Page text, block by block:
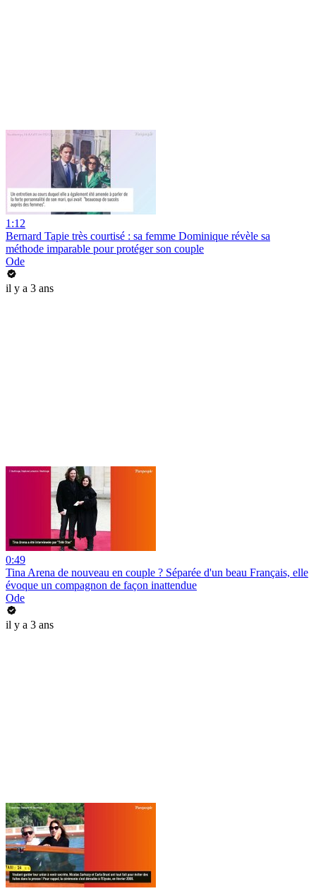
1:12
Bernard Tapie très courtisé : sa femme Dominique révèle sa
méthode imparable pour protéger son couple
Ode
il y a 3 ans
0:49
Tina Arena de nouveau en couple ? Séparée d'un beau Français, elle
évoque un compagnon de façon inattendue
Ode
il y a 3 ans